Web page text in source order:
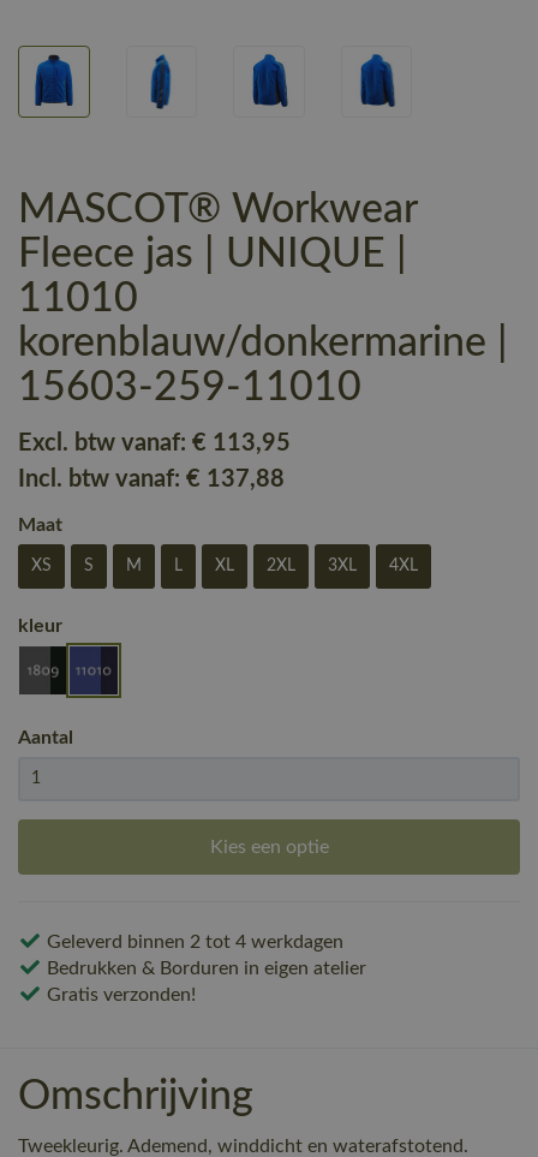
MASCOT® Workwear
Fleece jas | UNIQUE |
11010
korenblauw/donkermarine |
15603-259-11010
Excl. btw vanaf: € 113,95
Incl. btw vanaf: € 137,88
Maat
XS S M L XL 2XL 3XL 4XL
kleur
Aantal
Kies een optie
Geleverd binnen 2 tot 4 werkdagen
Bedrukken & Borduren in eigen atelier
Gratis verzonden!
Omschrijving
Tweekleurig. Ademend, winddicht en waterafstotend.